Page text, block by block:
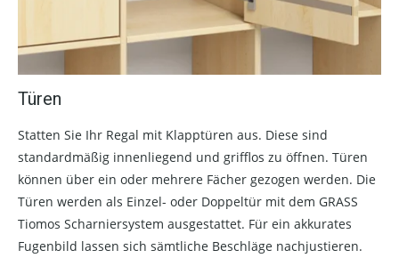
Türen
Statten Sie Ihr Regal mit Klapptüren aus. Diese sind
standardmäßig innenliegend und grifflos zu öffnen. Türen
können über ein oder mehrere Fächer gezogen werden. Die
Türen werden als Einzel- oder Doppeltür mit dem GRASS
Tiomos Scharniersystem ausgestattet. Für ein akkurates
Fugenbild lassen sich sämtliche Beschläge nachjustieren.